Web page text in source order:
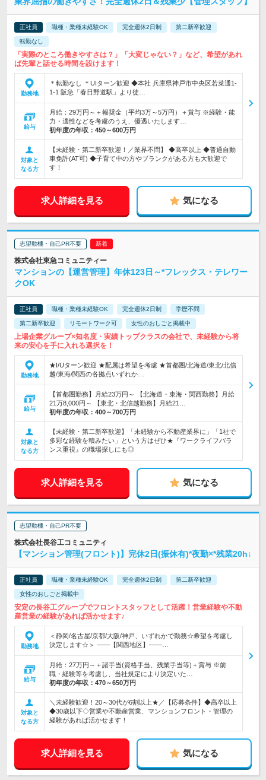
正社員 職種・業種未経験OK 完全週休2日制 第二新卒歓迎
転勤なし
「実際のところ働きやすさは？」「大変じゃない？」など、希望があれ
ば先輩と話せる時間を設けます！
勤務地
＊転勤なし ＊UIターン歓迎 ◆本社 兵庫県神戸市中央区若菜通1-
1-1 阪急「春日野道駅」より徒…
給与
月給：29万円～＋報奨金（平均3万～5万円）＋賞与 ※経験・能
力・適性などを考慮のうえ、優遇いたします…
初年度の年収： 450～600万円
対象と
なる方
【未経験・第二新卒歓迎！／業界不問】 ◆高卒以上 ◆普通自動
車免許(AT可) ◆子育て中の方やブランクがある方も大歓迎で
す！
求人詳細を見る 気になる
志望動機・自己PR不要
株式会社東急コミュニティー
マンションの【運営管理】年休123日～*フレックス・テレワー
クOK
正社員 職種・業種未経験OK 完全週休2日制 学歴不問
第二新卒歓迎 リモートワーク可 女性のおしごと掲載中
上場企業グループ×知名度・実績トップクラスの会社で、未経験から将
来の安心を手に入れる選択を！
勤務地
★I/Uターン歓迎 ★配属は希望を考慮 ★首都圏/北海道/東北/北信
越/東海/関西の各拠点いずれか…
給与
【首都圏勤務】月給23万円～ 【北海道・東海・関西勤務】月給
21万8,000円～ 【東北・北信越勤務】月給21…
初年度の年収： 400～700万円
対象と
なる方
【未経験・第二新卒歓迎】「未経験から不動産業界に」「1社で
多彩な経験を積みたい」という方はぜひ★『ワークライフバラ
ンス重視』の職場探しにも◎
求人詳細を見る 気になる
志望動機・自己PR不要
株式会社長谷工コミュニティ
【マンション管理(フロント)】完休2日(振休有)*夜勤×*残業20h↓
正社員 職種・業種未経験OK 完全週休2日制 第二新卒歓迎
女性のおしごと掲載中
安定の長谷工グループでフロントスタッフとして活躍！営業経験や不動
産営業の経験があれば活かせます♪
勤務地
＜静岡/名古屋/京都/大阪/神戸、いずれかで勤務☆希望を考慮し
決定します☆＞ ――【関西地区】――…
給与
月給：27万円～＋諸手当(資格手当、残業手当等)＋賞与 ※前
職・経験等を考慮し、当社規定により決定いた…
初年度の年収： 470～650万円
対象と
なる方
＼未経験歓迎！20～30代が6割以上★／【応募条件】◆高卒以上
◆30歳以下◇営業や不動産営業、マンションフロント・管理の
経験があれば活かせます！
求人詳細を見る 気になる